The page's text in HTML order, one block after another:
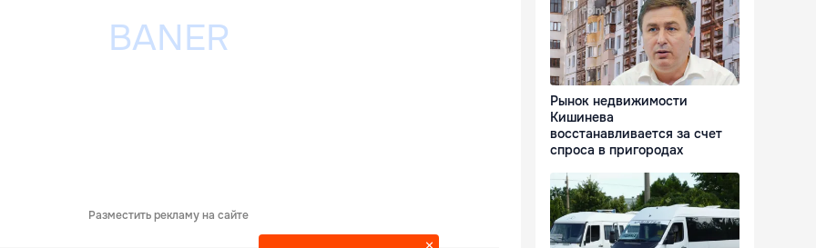
Разместить рекламу на сайте
Рынок недвижимости
Кишинева
восстанавливается за счет
спроса в пригородах